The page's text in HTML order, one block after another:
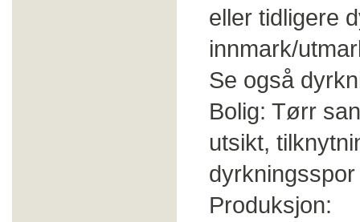
eller tidligere
innmark/
Se også
Bolig: Tørr
utsikt,
Produksjon: